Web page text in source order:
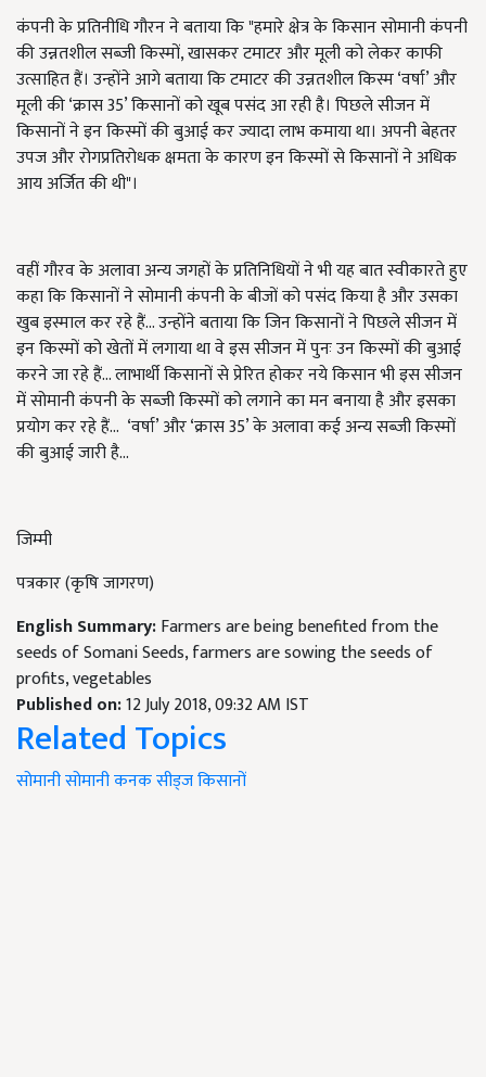
कंपनी के प्रतिनीधि गौरन ने बताया कि "हमारे क्षेत्र के किसान सोमानी कंपनी
की उन्नतशील सब्जी किस्मों, खासकर टमाटर और मूली को लेकर काफी
उत्साहित हैं। उन्होंने आगे बताया कि टमाटर की उन्नतशील किस्म ‘वर्षा’ और
मूली की ‘क्रास 35’ किसानों को खूब पसंद आ रही है। पिछले सीजन में
किसानों ने इन किस्मों की बुआई कर ज्यादा लाभ कमाया था। अपनी बेहतर
उपज और रोगप्रतिरोधक क्षमता के कारण इन किस्मों से किसानों ने अधिक
आय अर्जित की थी"।
वहीं गौरव के अलावा अन्य जगहों के प्रतिनिधियों ने भी यह बात स्वीकारते हुए
कहा कि किसानों ने सोमानी कंपनी के बीजों को पसंद किया है और उसका
खुब इस्माल कर रहे हैं... उन्होंने बताया कि जिन किसानों ने पिछले सीजन में
इन किस्मों को खेतों में लगाया था वे इस सीजन में पुनः उन किस्मों की बुआई
करने जा रहे हैं... लाभार्थी किसानों से प्रेरित होकर नये किसान भी इस सीजन
में सोमानी कंपनी के सब्जी किस्मों को लगाने का मन बनाया है और इसका
प्रयोग कर रहे हैं... ‘वर्षा’ और ‘क्रास 35’ के अलावा कई अन्य सब्जी किस्मों
की बुआई जारी है...
जिम्मी
पत्रकार (कृषि जागरण)
English Summary:Farmers are being benefited from the
seeds of Somani Seeds, farmers are sowing the seeds of
profits, vegetables
Published on:12 July 2018, 09:32 AM IST
Related Topics
सोमानीसोमानी कनक सीड्जकिसानों